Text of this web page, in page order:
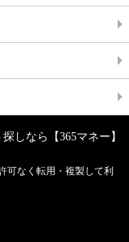
しなら【365マネー】
可なく転用・複製して利